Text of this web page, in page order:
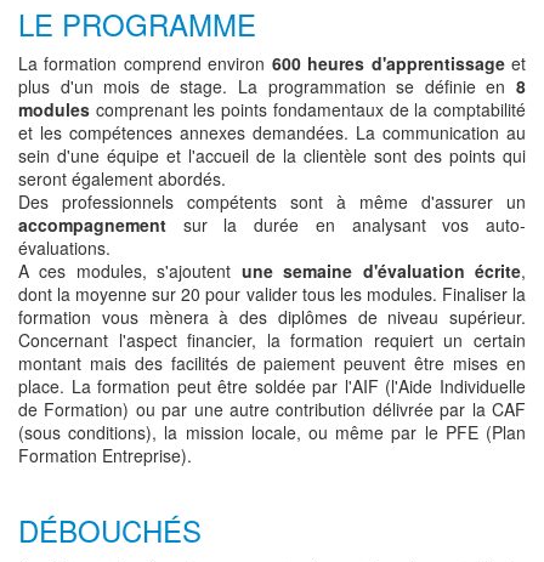
LE PROGRAMME
La formation comprend environ 600 heures d'apprentissageet
plus d'un mois de stage. La programmation se définie en 8
modules comprenant les points fondamentaux de la comptabilité
et les compétences annexes demandées. La communication au
sein d'une équipe et l'accueil de la clientèle sont des points qui
seront également abordés.
Des professionnels compétents sont à même d'assurer un
accompagnement sur la durée en analysant vos auto-
évaluations.
A ces modules, s'ajoutent une semaine d'évaluation écrite,
dont la moyenne sur 20 pour valider tous les modules. Finaliser la
formation vous mènera à des diplômes de niveau supérieur.
Concernant l'aspect financier, la formation requiert un certain
montant mais des facilités de paiement peuvent être mises en
place. La formation peut être soldée par l'AIF (l'Aide Individuelle
de Formation) ou par une autre contribution délivrée par la CAF
(sous conditions), la mission locale, ou même par le PFE (Plan
Formation Entreprise).
DÉBOUCHÉS